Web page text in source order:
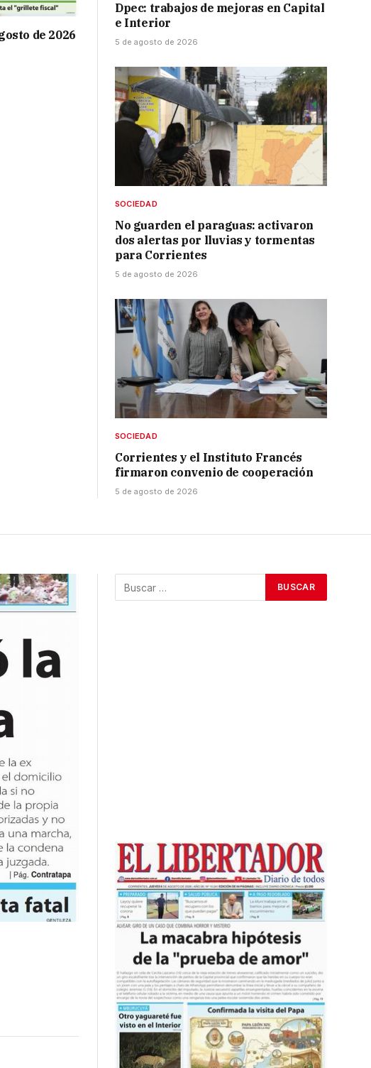
de 2026
Dpec: trabajos de mejoras en Capital
e Interior
5 de agosto de 2026
SOCIEDAD
No guarden el paraguas: activaron
dos alertas por lluvias y tormentas
para Corrientes
5 de agosto de 2026
SOCIEDAD
Corrientes y el Instituto Francés
firmaron convenio de cooperación
5 de agosto de 2026